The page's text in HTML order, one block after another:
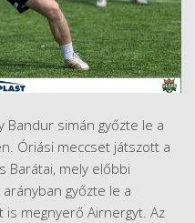
Bandur simán győzte le a
Óriási meccset játszott a
Barátai, mely előbbi
győzte le a
megnyerő Airnergyt. Az